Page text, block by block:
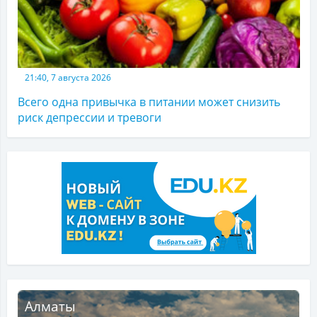
21:40, 7 августа 2026
Всего одна привычка в питании может снизить
риск депрессии и тревоги
Алматы